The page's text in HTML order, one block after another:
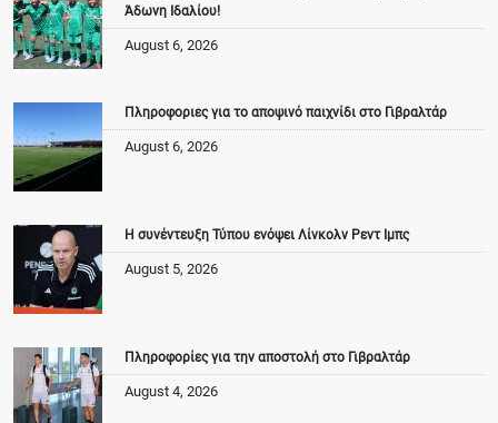
Άδωνη Ιδαλίου!
August 6, 2026
Πληροφοριες για το αποψινό παιχνίδι στο Γιβραλτάρ
August 6, 2026
Η συνέντευξη Τύπου ενόψει Λίνκολν Ρεντ Ιμπς
August 5, 2026
Πληροφορίες για την αποστολή στο Γιβραλτάρ
August 4, 2026